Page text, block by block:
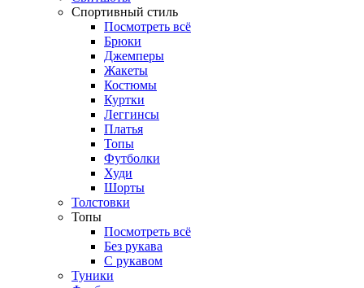
Спортивный стиль
Посмотреть всё
Брюки
Джемперы
Жакеты
Костюмы
Куртки
Леггинсы
Платья
Топы
Футболки
Худи
Шорты
Толстовки
Топы
Посмотреть всё
Без рукава
С рукавом
Туники